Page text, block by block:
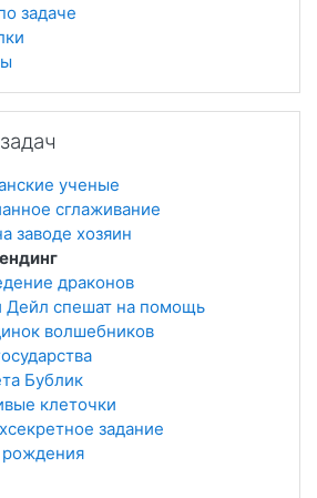
задаче
ученые
сглаживание
заводе хозяин
драконов
Дейл спешат на помощь
волшебников
Бублик
клеточки
задание